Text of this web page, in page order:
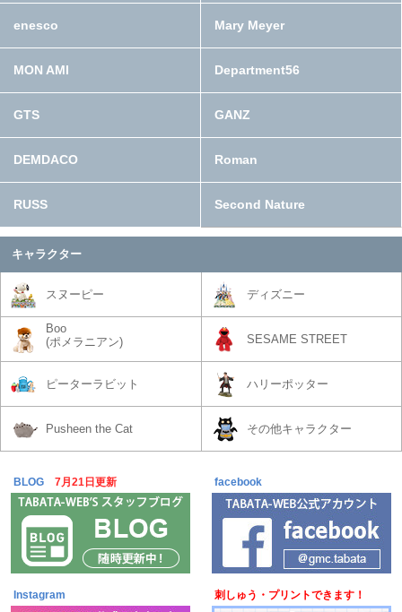
enesco Mary Meyer
MON AMI Department56
GTS GANZ
DEMDACO Roman
RUSS Second Nature
キャラクター
スヌーピー ディズニー
Boo
(ポメラニアン)
SESAME STREET
ピーターラビット ハリーポッター
Pusheen the Cat その他キャラクター
BLOG 7月21日更新 facebook
Instagram 刺しゅう・プリントできます！